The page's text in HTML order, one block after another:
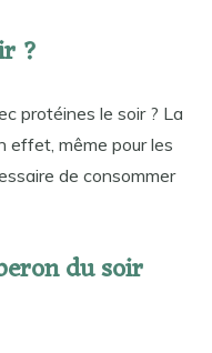
?
protéines le soir ? La
effet, même pour les
de consommer
du soir